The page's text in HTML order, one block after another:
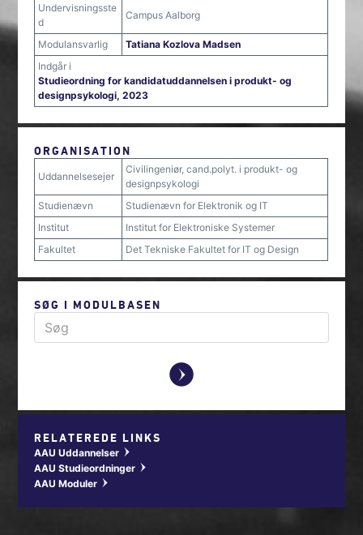
Undervisningsste
d
Campus Aalborg
Modulansvarlig
Tatiana Kozlova Madsen
Indgår i
Studieordning for kandidatuddannelsen i produkt- og
designpsykologi, 2023
ORGANISATION
Uddannelsesejer
Civilingeniør, cand.polyt. i produkt- og
designpsykologi
Studienævn
Studienævn for Elektronik og IT
Institut
Institut for Elektroniske Systemer
Fakultet
Det Tekniske Fakultet for IT og Design
SØG I MODULBASEN
y
RELATEREDE LINKS
AAU Uddannelser w
AAU Studieordninger w
AAU Moduler w